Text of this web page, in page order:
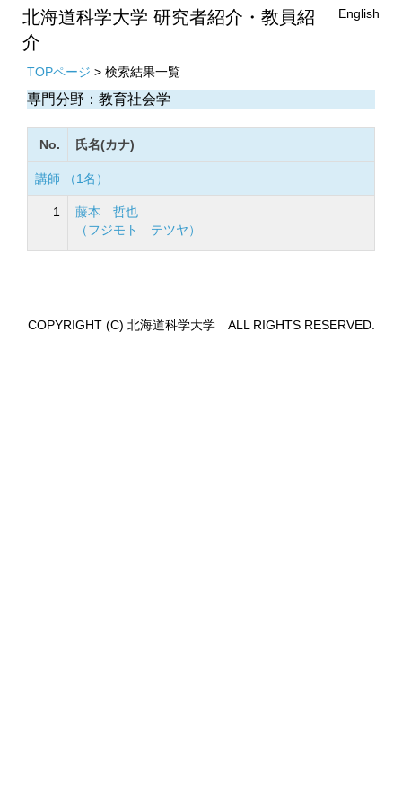
北海道科学大学 研究者紹介・教員紹
介
English
TOPページ > 検索結果一覧
専門分野：教育社会学
No. 氏名(カナ)
講師 （1名）
1
藤本 哲也
（フジモト テツヤ）
COPYRIGHT (C) 北海道科学大学 ALL RIGHTS RESERVED.